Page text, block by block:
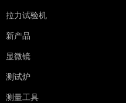
拉力试验机
新产品
显微镜
测试炉
测量工具